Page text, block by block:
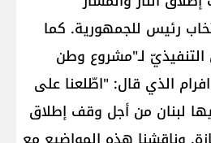
رئيس للجمهورية. كما
لـ"مشروع وطن
الذي قال: "اطّلعنا على
لبنان من أجل وقف إطلاق